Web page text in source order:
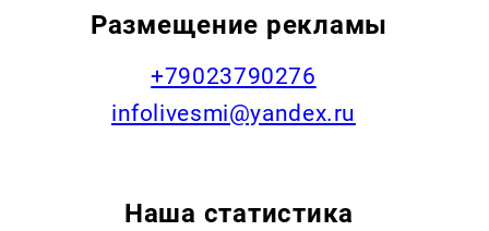
Размещение рекламы
+79023790276
infolivesmi@yandex.ru
Наша статистика